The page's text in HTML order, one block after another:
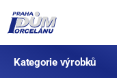
Kategorie výrobků